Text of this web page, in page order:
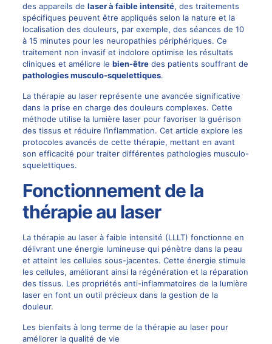
des appareils de laser à faible intensité, des traitements
spécifiques peuvent être appliqués selon la nature et la
localisation des douleurs, par exemple, des séances de 10
à 15 minutes pour les neuropathies périphériques. Ce
traitement non invasif et indolore optimise les résultats
cliniques et améliore le bien-êtredes patients souffrant de
pathologies musculo-squelettiques.
La thérapie au laser représente une avancée significative
dans la prise en charge des douleurs complexes. Cette
méthode utilise la lumière laser pour favoriser la guérison
des tissus et réduire l’inflammation. Cet article explore les
protocoles avancés de cette thérapie, mettant en avant
son efficacité pour traiter différentes pathologies musculo-
squelettiques.
Fonctionnement de la
thérapie au laser
La thérapie au laser à faible intensité (LLLT) fonctionne en
délivrant une énergie lumineuse qui pénètre dans la peau
et atteint les cellules sous-jacentes. Cette énergie stimule
les cellules, améliorant ainsi la régénération et la réparation
des tissus. Les propriétés anti-inflammatoires de la lumière
laser en font un outil précieux dans la gestion de la
douleur.
Les bienfaits à long terme de la thérapie au laser pour
améliorer la qualité de vie